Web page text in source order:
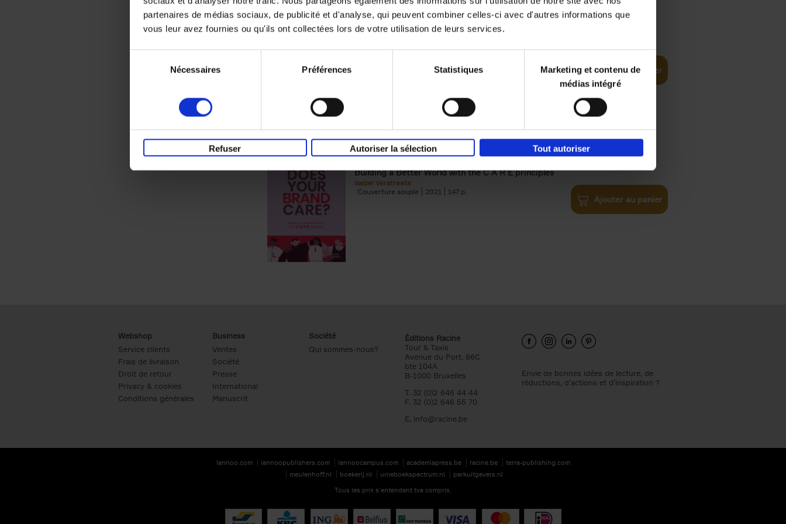
partenaires de médias sociaux, de publicité et d'analyse, qui peuvent combiner celles-ci avec d'autres informations que
vous leur avez fournies ou qu'ils ont collectées lors de votre utilisation de leurs services.
Nécessaires Préférences Statistiques
Marketing et contenu de
médias intégré
Refuser Autoriser la sélection Tout autoriser
Digital marketing like a PRO -
completely revised edition
Ajouter au panier
Does Your Brand Care?
Building a Better World with the C A R E principles
Isabel Verstraete
Couverture souple
2021 147
€34,99
Ajouter au panier
Webshop
Service clients
Frais de livraison
Droit de retour
Privacy & cookies
Conditions générales
Business
Ventes
Société
Presse
International
Manuscrit
Société
Qui sommes-nous?
Éditions Racine
Tour & Taxis
Avenue du Port, 86C
bte 104A
B-1000 Bruxelles
T. 32 (0)2 646 44 44
F. 32 (0)2 646 55 70
E. info@racine.be
Envie de bonnes idées de lecture, de
réductions, d’actions et d’inspiration ?
lannoo.com lannoopublishers.com lannoocampus.com academiapress.be racine.be
terra-publishing.com
meulenhoff.nl
boekerij.nl unieboekspectrum.nl
parkuitgevers.nl
Tous les prix s’entendent tva compris.